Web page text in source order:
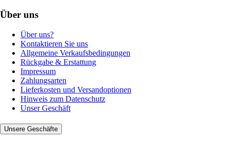
Über uns
Über uns?
Kontaktieren Sie uns
Allgemeine Verkaufsbedingungen
Rückgabe & Erstattung
Impressum
Zahlungsarten
Lieferkosten und Versandoptionen
Hinweis zum Datenschutz
Unser Geschäft
Unsere Geschäfte